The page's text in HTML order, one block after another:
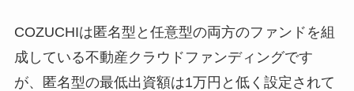
COZUCHIは匿名型と任意型の両方のファンドを組
成している不動産クラウドファンディングです
が、匿名型の最低出資額は1万円と低く設定されて